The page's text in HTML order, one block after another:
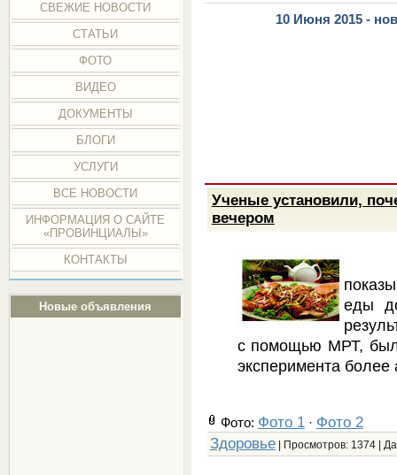
СВЕЖИЕ НОВОСТИ
СТАТЬИ
ФОТО
ВИДЕО
ДОКУМЕНТЫ
БЛОГИ
УСЛУГИ
ВСЕ НОВОСТИ
ИНФОРМАЦИЯ О САЙТЕ
«ПРОВИНЦИАЛЫ»
КОНТАКТЫ
Новые объявления
10 Июня 2015 -
Ученые установили,
вечером
еды
с помощью МРТ,
эксперимента более
Фото: Фото 1· Фото 2
Здоровье| Просмотров: 1374 |